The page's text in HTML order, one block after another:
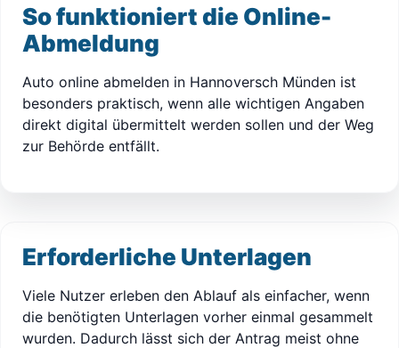
So funktioniert die Online-
Abmeldung
Auto online abmelden in Hannoversch Münden ist
besonders praktisch, wenn alle wichtigen Angaben
direkt digital übermittelt werden sollen und der Weg
zur Behörde entfällt.
Erforderliche Unterlagen
Viele Nutzer erleben den Ablauf als einfacher, wenn
die benötigten Unterlagen vorher einmal gesammelt
wurden. Dadurch lässt sich der Antrag meist ohne